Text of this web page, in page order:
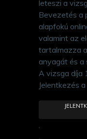
leteszi a
Bevezetés a
alapfokú
valamint az
tartalmazza
anyagát és a
A vizsga díja
Jelentkezés